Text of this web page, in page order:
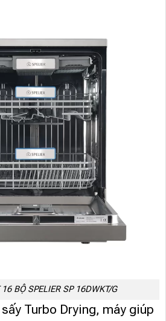
BỘ SPELIER SP 16DWKT/G
Turbo Drying, máy giúp